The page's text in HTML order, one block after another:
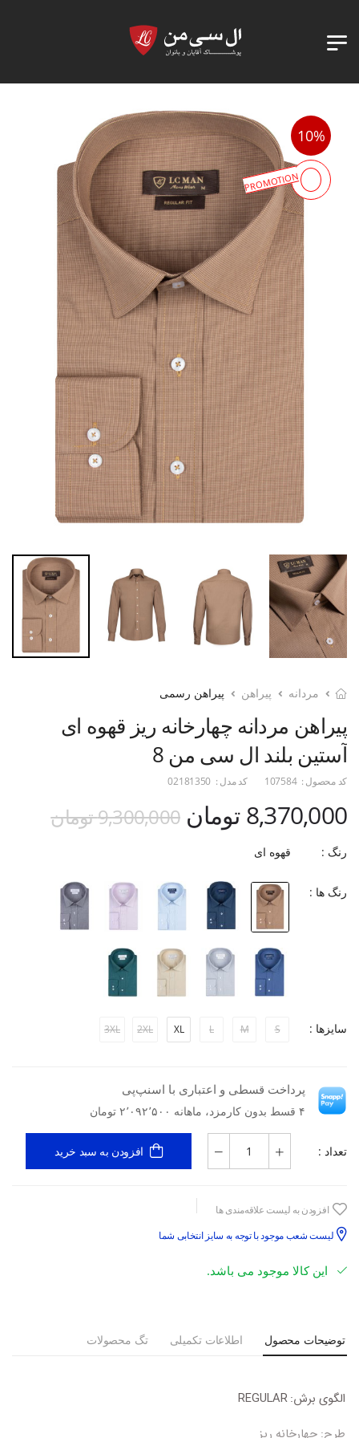
10%
PROMOTION
مردانه پیراهن پیراهن رسمی
پیراهن مردانه چهارخانه ریز قهوه ای
آستین بلند ال سی من 8
کد محصول : 107584 کد مدل : 02181350
8,370,000 تومان 9,300,000 تومان
رنگ : قهوه ای
رنگ ها :
سایزها : S
M
L
XL
2XL
3XL
پرداخت قسطی و اعتباری با اسنپ‌پی
۴ قسط بدون کارمزد، ماهانه ۲٬۰۹۲٬۵۰۰ تومان
تعداد : افزودن به سبد خرید
افزودن به لیست علاقه‌مندی ها
لیست شعب موجود با توجه به سایز انتخابی شما
این کالا موجود می باشد.
توضیحات محصول اطلاعات تکمیلی تگ محصولات
الگوی برش:REGULAR
طرح: چهارخانه ریز